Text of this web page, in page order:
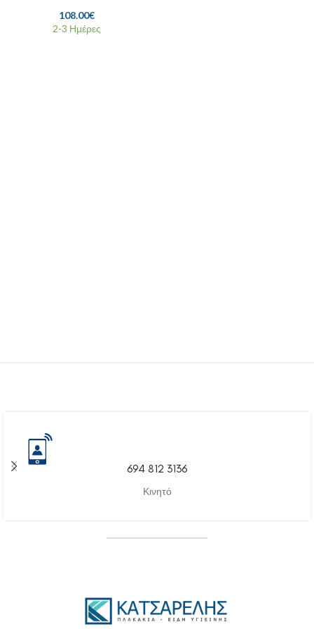
108.00€
2-3 Ημέρες
694 812 3136
Κινητό